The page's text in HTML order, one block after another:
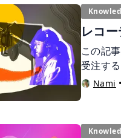
レコ
この記
受注す
使用の
Nami